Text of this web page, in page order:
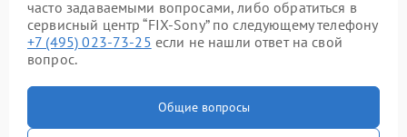
часто задаваемыми вопросами, либо обратиться в
сервисный центр “FIX-Sony” по следующему телефону
+7 (495) 023-73-25 если не нашли ответ на свой
вопрос.
Общие вопросы